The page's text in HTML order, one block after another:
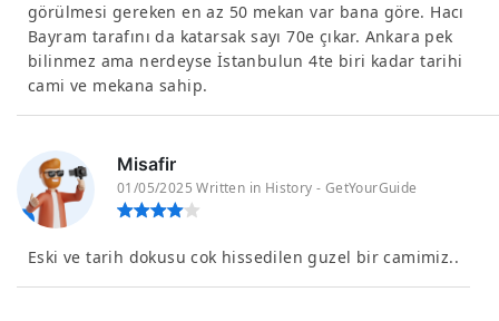
görülmesi gereken en az 50 mekan var bana göre. Hacı
Bayram tarafını da katarsak sayı 70e çıkar. Ankara pek
bilinmez ama nerdeyse İstanbulun 4te biri kadar tarihi
cami ve mekana sahip.
Misafir
01/05/2025 Written in History - GetYourGuide
Eski ve tarih dokusu cok hissedilen guzel bir camimiz..